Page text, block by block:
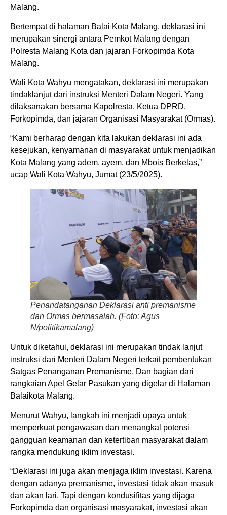
Malang.
Bertempat di halaman Balai Kota Malang, deklarasi ini
merupakan sinergi antara Pemkot Malang dengan
Polresta Malang Kota dan jajaran Forkopimda Kota
Malang.
Wali Kota Wahyu mengatakan, deklarasi ini merupakan
tindaklanjut dari instruksi Menteri Dalam Negeri. Yang
dilaksanakan bersama Kapolresta, Ketua DPRD,
Forkopimda, dan jajaran Organisasi Masyarakat (Ormas).
“Kami berharap dengan kita lakukan deklarasi ini ada
kesejukan, kenyamanan di masyarakat untuk menjadikan
Kota Malang yang adem, ayem, dan Mbois Berkelas,”
ucap Wali Kota Wahyu, Jumat (23/5/2025).
Penandatanganan Deklarasi anti premanisme
dan Ormas bermasalah. (Foto: Agus
N/politikamalang)
Untuk diketahui, deklarasi ini merupakan tindak lanjut
instruksi dari Menteri Dalam Negeri terkait pembentukan
Satgas Penanganan Premanisme. Dan bagian dari
rangkaian Apel Gelar Pasukan yang digelar di Halaman
Balaikota Malang.
Menurut Wahyu, langkah ini menjadi upaya untuk
memperkuat pengawasan dan menangkal potensi
gangguan keamanan dan ketertiban masyarakat dalam
rangka mendukung iklim investasi.
“Deklarasi ini juga akan menjaga iklim investasi. Karena
dengan adanya premanisme, investasi tidak akan masuk
dan akan lari. Tapi dengan kondusifitas yang dijaga
Forkopimda dan organisasi masyarakat, investasi akan